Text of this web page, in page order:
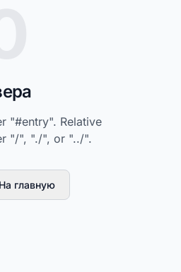
"#entry". Relative
"/", "./", or "../".
На главную